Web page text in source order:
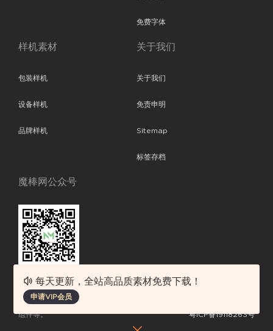
免费字体
样机素材
包装样机
设备样机
品牌样机
关于我们
关于我们
免责申明
Sitemap
标签存档
魔棒网公众号
魔棒网提供优质设计模板下载，分享优秀的设计。素材包含了APP设计、
平面素材、ppt模板、网页设计、前端代码、样机素材、插画图片、附加
组件等。
粤ICP备19118263号
每天更新，全站高品质素材免费下载！
申请VIP会员